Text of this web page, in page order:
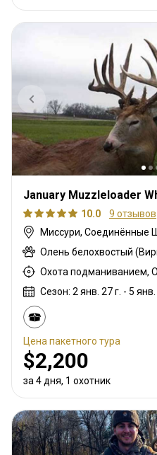
January Muzzleloader
10.0
9 отзывов
Миссури, Соединённые
Олень белохвостый
Сезон: 2 янв. 27 г. - 5 янв.
Цена пакетного тура
$2,200
за 4 дня, 1 охотник